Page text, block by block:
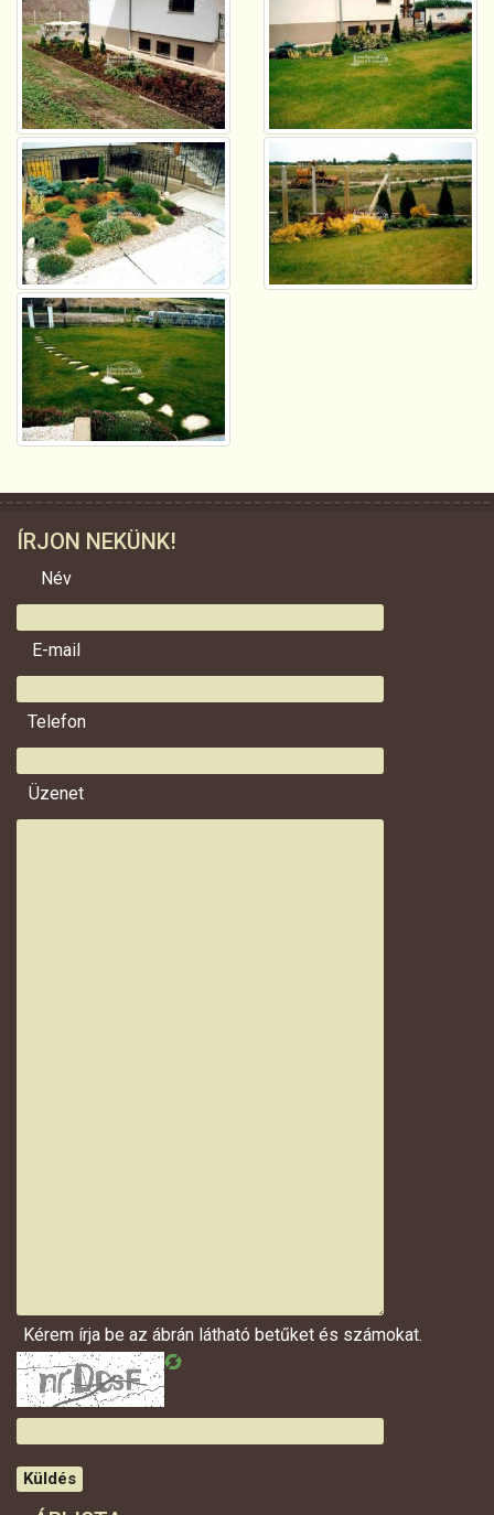
ÍRJON NEKÜNK!
Név
E-mail
Telefon
Üzenet
Kérem írja be az ábrán látható betűket és számokat.
Küldés